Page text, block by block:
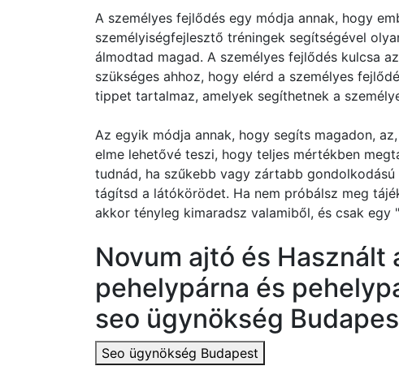
A személyes fejlődés egy módja annak, hogy
személyiségfejlesztő tréningek segítségével
álmodtad magad. A személyes fejlődés kulcsa
szükséges ahhoz, hogy elérd a személyes
tippet tartalmaz, amelyek segíthetnek a
Az egyik módja annak, hogy segíts magadon,
elme lehetővé teszi, hogy teljes mértékben
tudnád, ha szűkebb vagy zártabb
tágítsd a látókörödet. Ha nem próbálsz meg
akkor tényleg kimaradsz valamiből, és csak
Novum ajtó és
pehelypárna és
seo ügynökség
Seo ügynökség Budapest